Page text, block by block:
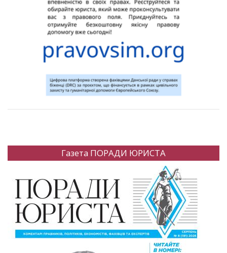
Газета ПОРАДИ ЮРИСТА